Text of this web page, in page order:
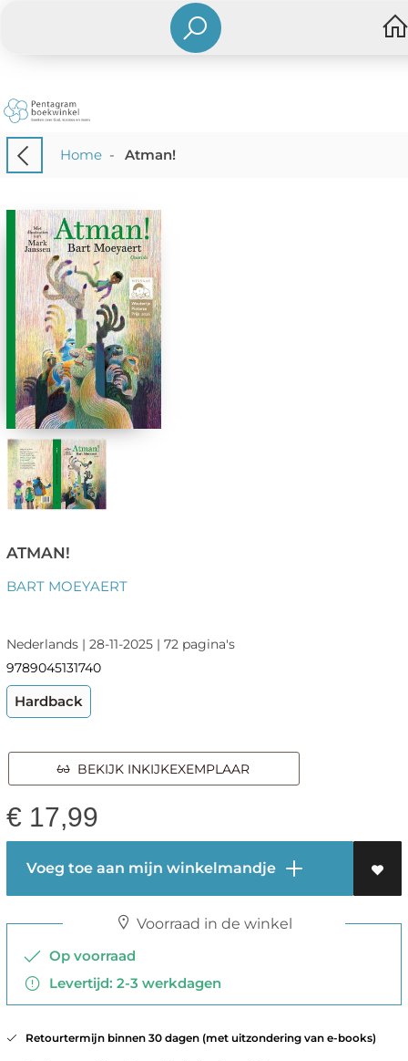
Home- Atman!
ATMAN!
BART MOEYAERT
Nederlands | 28-11-2025 | 72 pagina's
9789045131740
Hardback
BEKIJK INKIJKEXEMPLAAR
€ 17,99
Voeg toe aan mijn winkelmandje
Voorraad in de winkel
Op voorraad
Levertijd: 2-3 werkdagen
Retourtermijn binnen 30 dagen (met uitzondering van e-books)